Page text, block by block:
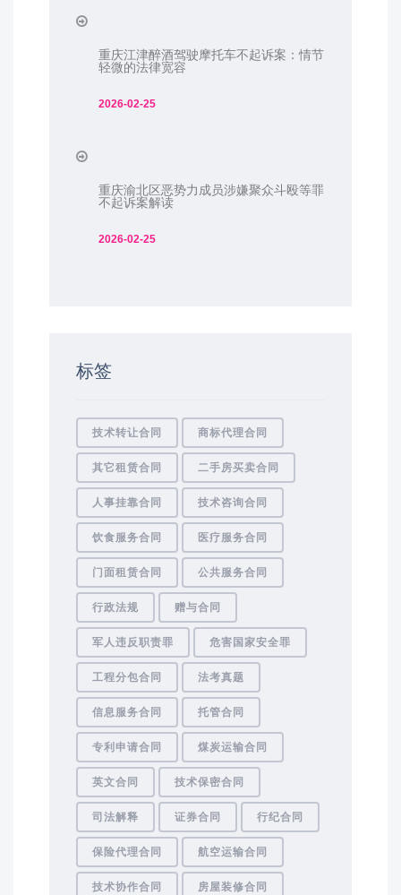
重庆江津醉酒驾驶摩托车不起诉案：情节
轻微的法律宽容
2026-02-25
重庆渝北区恶势力成员涉嫌聚众斗殴等罪
不起诉案解读
2026-02-25
标签
技术转让合同 商标代理合同
其它租赁合同 二手房买卖合同
人事挂靠合同 技术咨询合同
饮食服务合同 医疗服务合同
门面租赁合同 公共服务合同
行政法规 赠与合同
军人违反职责罪 危害国家安全罪
工程分包合同 法考真题
信息服务合同 托管合同
专利申请合同 煤炭运输合同
英文合同 技术保密合同
司法解释 证券合同 行纪合同
保险代理合同 航空运输合同
技术协作合同 房屋装修合同